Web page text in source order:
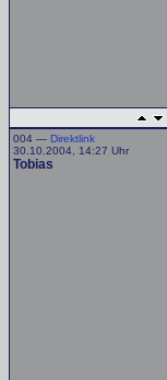
004 — Direktlink
30.10.2004, 14:27 Uhr
Tobias